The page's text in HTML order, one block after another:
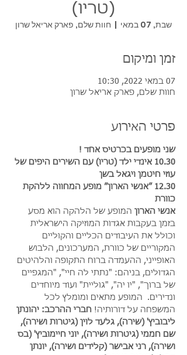
(טריו)
שבת, 07 במאי
  |
חוות שלם, פארק אריאל שרון
זמן ומיקום
07 במאי 2022, 10:30
חוות שלם, פארק אריאל שרון
פרטי האירוע
שני מופעים בכרטיס אחד !
10.30 אינדי ילד (טריו) עם השירים היפים של
עוזי חיטמן ויגאל בשן
12.30 ״אנשי הארון״ מופע המחווה ללהקת
כוורת
אנשי הארון המופע של הלהקה הוא מסע
בזמן בעקבות אגדות המוזיקה הישראלית
וכולל את העיבודים הכליים והקוליים
המקוריים של כוורת, המערכונים, הלבוש
האופייני, ההעמדה ברוח התקופה והלהיטים
הגדולים, בניהם: "נתתי לה חיי", "המגפיים
של ברוך", "יו יה", "גוליית" ועוד מיוחדים
ונדירים.  המופע מתאים ומומלץ לכל
המשפחה על דורותיה! חברי ההרכב: יהונתן
ליבוביץ' (שירה), גלעד לוין (גיטרות ושירה),
שם חממי (גיטרות ושירה), יוני חיימוביץ' (בס
ושירה), רני אבישר (קלידים ושירה), יונתן